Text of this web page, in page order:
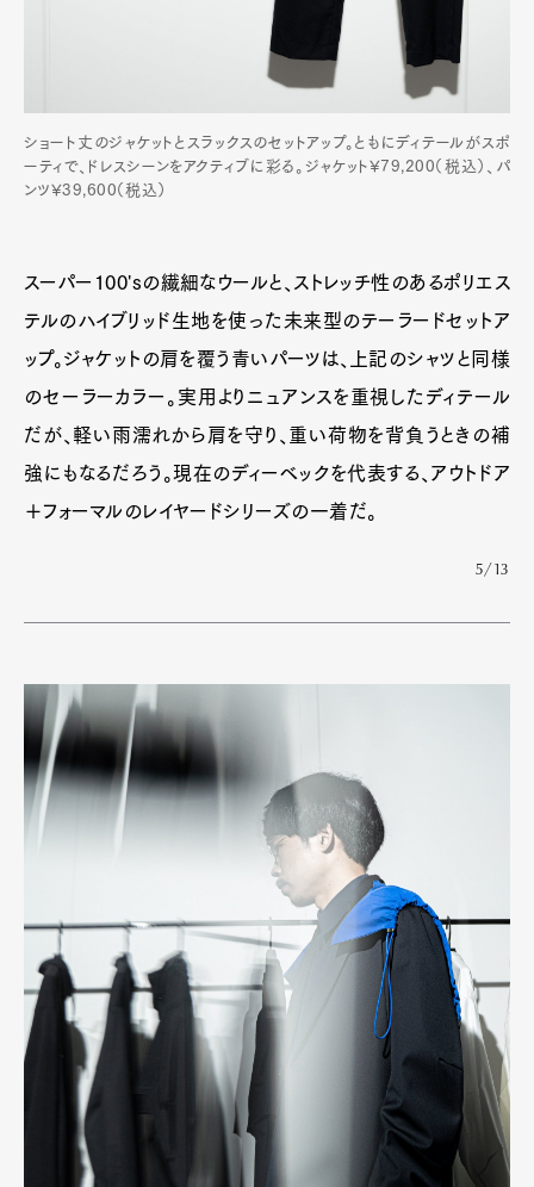
ショート丈のジャケットとスラックスのセットアップ。ともにディテールがスポ
ーティで、ドレスシーンをアクティブに彩る。ジャケット¥79,200（税込）、パ
ンツ¥39,600（税込）
スーパー100'sの繊細なウールと、ストレッチ性のあるポリエス
テルのハイブリッド生地を使った未来型のテーラードセットア
ップ。ジャケットの肩を覆う青いパーツは、上記のシャツと同様
のセーラーカラー。実用よりニュアンスを重視したディテール
だが、軽い雨濡れから肩を守り、重い荷物を背負うときの補
強にもなるだろう。現在のディーベックを代表する、アウトドア
＋フォーマルのレイヤードシリーズの一着だ。
5/13